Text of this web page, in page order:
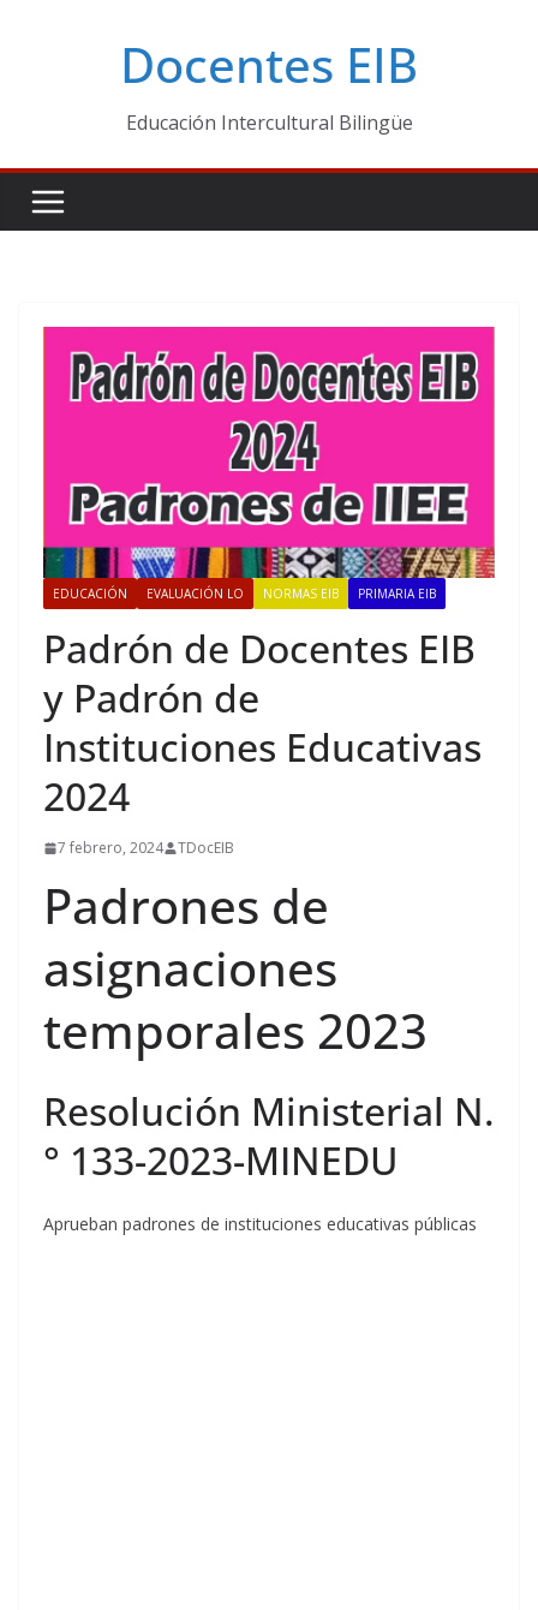
Docentes EIB
Educación Intercultural Bilingüe
EDUCACIÓN EVALUACIÓN LO NORMAS EIB PRIMARIA EIB
Padrón de Docentes EIB
y Padrón de
Instituciones Educativas
2024
7 febrero, 2024 TDocEIB
Padrones de
asignaciones
temporales 2023
Resolución Ministerial N.
° 133-2023-MINEDU
Aprueban padrones de instituciones educativas públicas